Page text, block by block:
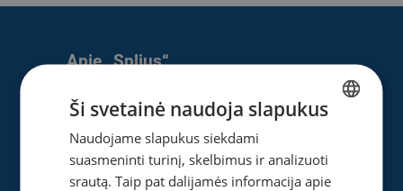
Apie „Splius“
Naujienos
Karjera
Privatumo ir slapukų politika
ENGLISH
Ši svetainė naudoja slapukus
Naudojame slapukus siekdami
suasmeninti turinį, skelbimus ir analizuoti
srautą. Taip pat dalijamės informacija apie